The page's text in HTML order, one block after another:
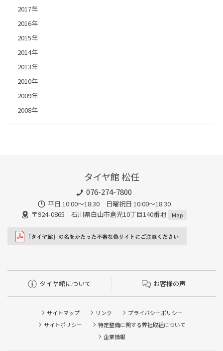
2017年
2016年
2015年
2014年
2013年
2010年
2009年
2008年
タイヤ館 松任
076-274-7800
平日 10:00～18:30 日曜祝日 10:00～18:30
〒924-0865 石川県白山市倉光10丁目140番地
Map
タイヤ館について お客様の声
サイトマップ リンク
プライバシーポリシー
サイトポリシー
特定整備に関する弊社取組について
企業情報